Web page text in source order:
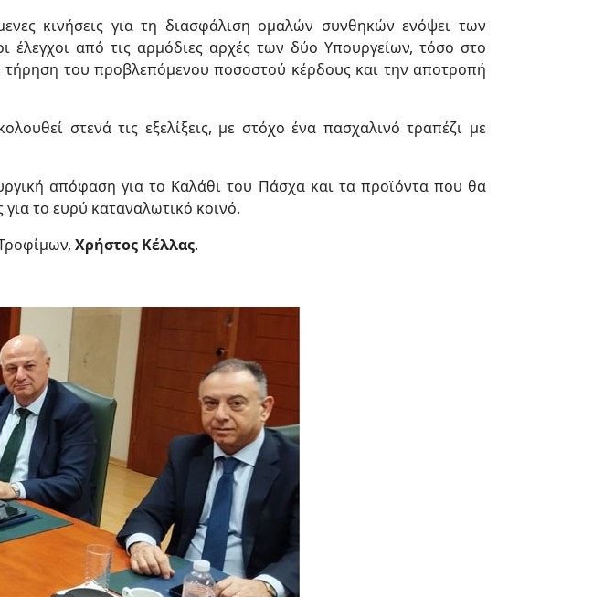
κινήσεις για τη διασφάλιση ομαλών συνθηκών ενόψει των
έλεγχοι από τις αρμόδιες αρχές των δύο Υπουργείων, τόσο στο
τήρηση του προβλεπόμενου ποσοστού κέρδους και την αποτροπή
στενά τις εξελίξεις, με στόχο ένα πασχαλινό τραπέζι με
απόφαση για το Καλάθι του Πάσχα και τα προϊόντα που θα
το ευρύ καταναλωτικό κοινό.
Χρήστος Κέλλας.